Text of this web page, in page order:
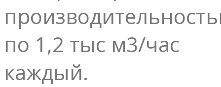
по 1,2 тыс м3/час
каждый.